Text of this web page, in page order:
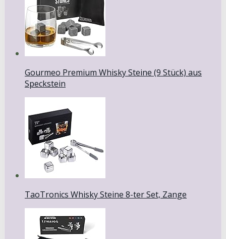
Gourmeo Premium Whisky Steine (9 Stück) aus
Speckstein
TaoTronics Whisky Steine 8-ter Set, Zange